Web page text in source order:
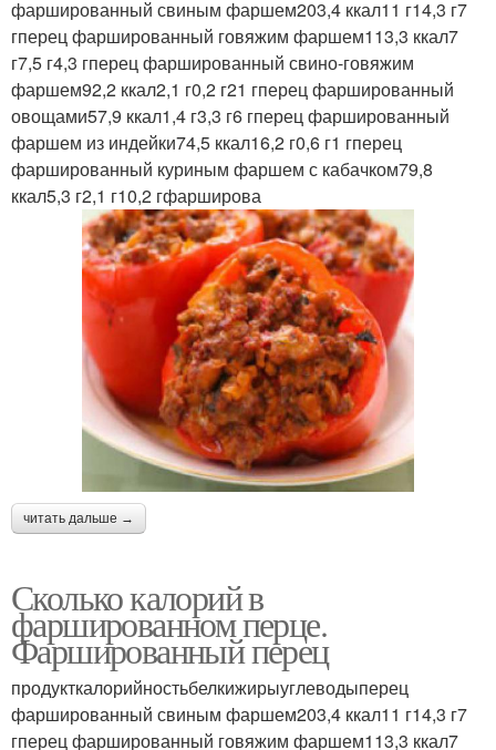
фаршированный свиным фаршем203,4 ккал11 г14,3 г7
гперец фаршированный говяжим фаршем113,3 ккал7
г7,5 г4,3 гперец фаршированный свино-говяжим
фаршем92,2 ккал2,1 г0,2 г21 гперец фаршированный
овощами57,9 ккал1,4 г3,3 г6 гперец фаршированный
фаршем из индейки74,5 ккал16,2 г0,6 г1 гперец
фаршированный куриным фаршем с кабачком79,8
ккал5,3 г2,1 г10,2 гфарширова
читать дальше →
Сколько калорий в
фаршированном перце.
Фаршированный перец
продукткалорийностьбелкижирыуглеводыперец
фаршированный свиным фаршем203,4 ккал11 г14,3 г7
гперец фаршированный говяжим фаршем113,3 ккал7